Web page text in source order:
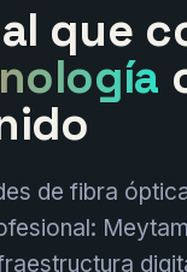
que
de fibra